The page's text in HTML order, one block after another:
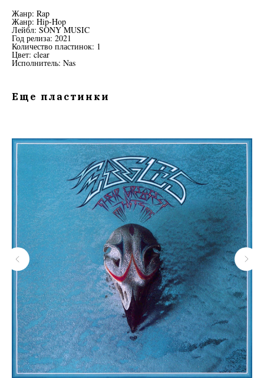
Жанр: Rap
Жанр: Hip-Hop
Лейбл: SONY MUSIC
Год релиза: 2021
Количество пластинок: 1
Цвет: clear
Исполнитель: Nas
Еще пластинки